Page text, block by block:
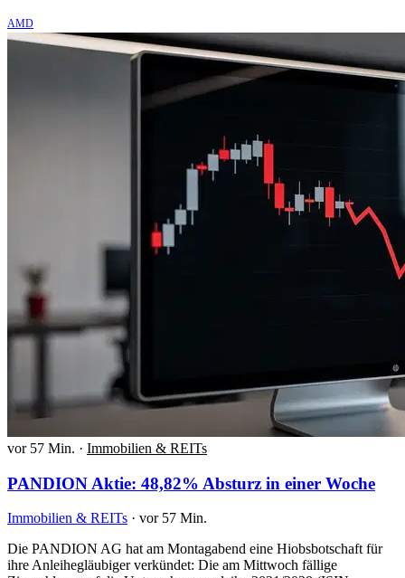
AMD
vor 57 Min. · Immobilien & REITs
PANDION Aktie: 48,82% Absturz in einer Woche
Immobilien & REITs · vor 57 Min.
Die PANDION AG hat am Montagabend eine Hiobsbotschaft für
ihre Anleihegläubiger verkündet: Die am Mittwoch fällige